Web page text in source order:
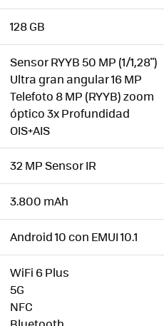
128 GB
Sensor RYYB 50 MP (1/1,28")
Ultra gran angular 16 MP
Telefoto 8 MP (RYYB) zoom
óptico 3x Profundidad
OIS+AIS
32 MP Sensor IR
3.800 mAh
Android 10 con EMUI 10.1
WiFi 6 Plus
5G
NFC